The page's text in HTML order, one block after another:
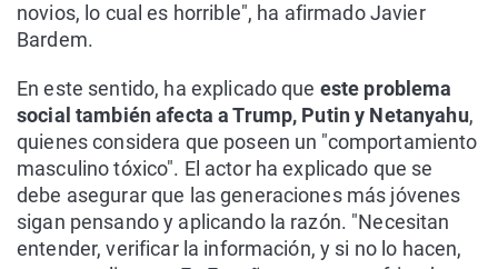
novios, lo cual es horrible", ha afirmado Javier
Bardem.
En este sentido, ha explicado que este problema
social también afecta a Trump, Putin y Netanyahu,
quienes considera que poseen un "comportamiento
masculino tóxico". El actor ha explicado que se
debe asegurar que las generaciones más jóvenes
sigan pensando y aplicando la razón. "Necesitan
entender, verificar la información, y si no lo hacen,